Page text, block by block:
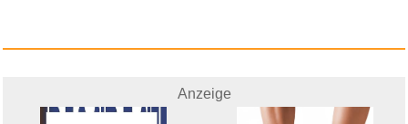
Anzeige